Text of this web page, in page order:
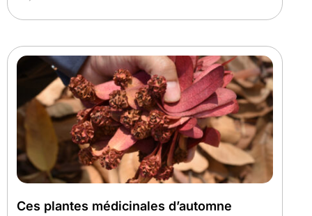
Ces plantes médicinales d’automne